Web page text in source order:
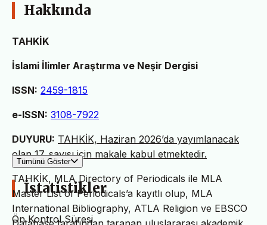
Hakkında
TAHKİK
İslami İlimler Araştırma ve Neşir Dergisi
ISSN: 2459-1815
e-ISSN: 3108-7922
DUYURU: TAHKİK, Haziran 2026’da yayımlanacak
olan 17. sayısı için makale kabul etmektedir.
TAHKİK, MLA Directory of Periodicals ile MLA
Master List of Periodicals’a kayıtlı olup, MLA
International Bibliography, ATLA Religion ve EBSCO
Tümünü Göster
İstatistikler
Ön Kontrol Süresi